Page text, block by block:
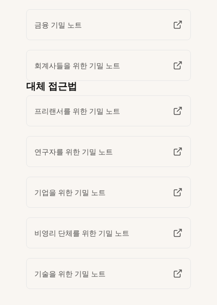
금융 기밀 노트
회계사들을 위한 기밀 노트
대체 접근법
프리랜서를 위한 기밀 노트
연구자를 위한 기밀 노트
기업을 위한 기밀 노트
비영리 단체를 위한 기밀 노트
기술을 위한 기밀 노트